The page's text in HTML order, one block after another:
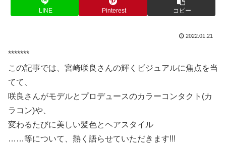
LINE Pinterest コピー
2022.01.21
*******
この記事では、宮崎咲良さんの輝くビジュアルに焦点を当
てて、
咲良さんがモデルとプロデュースのカラーコンタクト(カ
ラコン)や、
変わるたびに美しい髪色とヘアスタイル
……等について、熱く語らせていただきます!!!